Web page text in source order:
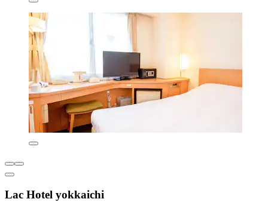
Lac Hotel yokkaichi